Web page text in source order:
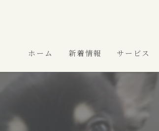
ホーム 新着情報 サービス